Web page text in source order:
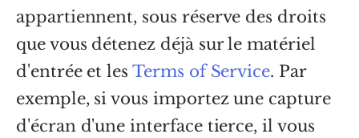
appartiennent, sous réserve des droits
que vous détenez déjà sur le matériel
d'entrée et lesTerms of Service. Par
exemple, si vous importez une capture
d'écran d'une interface tierce, il vous